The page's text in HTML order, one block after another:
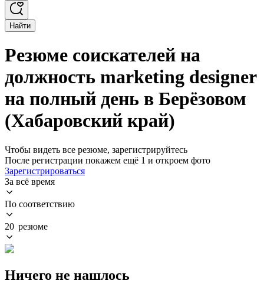
Найти
Резюме соискателей на
должность marketing designer
на полный день в Берёзовом
(Хабаровский край)
Чтобы видеть все резюме, зарегистрируйтесь
После регистрации покажем ещё 1 и откроем фото
Зарегистрироваться
За всё время
По соответствию
20 резюме
Ничего не нашлось